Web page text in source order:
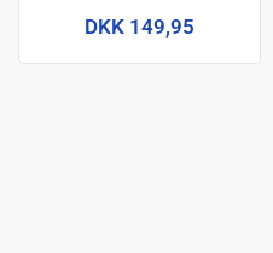
DKK 149,95